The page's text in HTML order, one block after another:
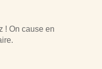
! On cause en